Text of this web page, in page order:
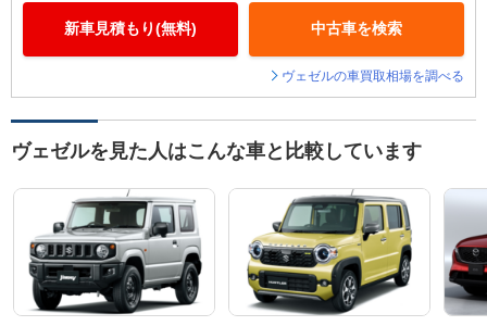
新車見積もり(無料) 中古車を検索
ヴェゼルの車買取相場を調べる
ヴェゼルを見た人はこんな車と比較しています